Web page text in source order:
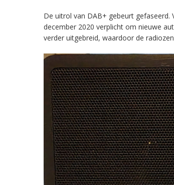
De uitrol van DAB+ gebeurt gefaseerd.
december 2020 verplicht om nieuwe
verder uitgebreid, waardoor de